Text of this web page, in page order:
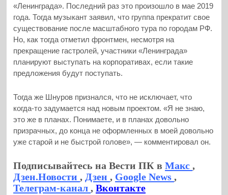
«Ленинграда». Последний раз это произошло в мае 2019
года. Тогда музыкант заявил, что группа прекратит свое
существование после масштабного тура по городам РФ.
Но, как тогда отметил фронтмен, несмотря на
прекращение гастролей, участники «Ленинграда»
планируют выступать на корпоративах, если такие
предложения будут поступать.
Тогда же Шнуров признался, что не исключает, что
когда-то задумается над новым проектом. «Я не знаю,
это же в планах. Понимаете, и в планах довольно
призрачных, до конца не оформленных в моей довольно
уже старой и не быстрой голове», — комментировал он.
Подписывайтесь на Вести ПК вМакс,
Дзен.Новости, Дзен, Google News,
Телеграм-канал,Вконтакте